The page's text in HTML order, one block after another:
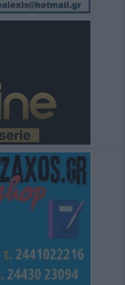
καταβολή
του
αίτιο
574
τον Ιούλιο
ενίσχυση
από
(7/8) σε